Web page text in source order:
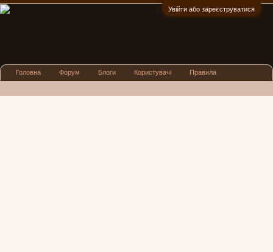
Увійти або зареєструватися
Головна Форум Блоги Користувачі Правила